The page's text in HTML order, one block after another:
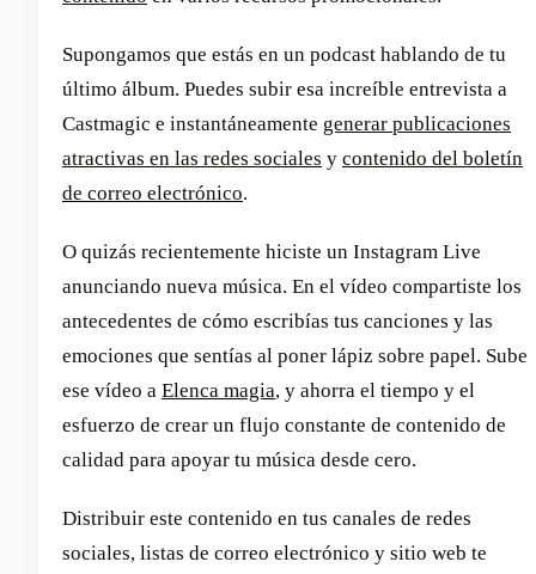
Supongamos que estás en un podcast hablando de tu
último álbum. Puedes subir esa increíble entrevista a
Castmagic e instantáneamente generar publicaciones
atractivas en las redes sociales y contenido del boletín
de correo electrónico.
O quizás recientemente hiciste un Instagram Live
anunciando nueva música. En el vídeo compartiste los
antecedentes de cómo escribías tus canciones y las
emociones que sentías al poner lápiz sobre papel. Sube
ese vídeo a Elenca magia, y ahorra el tiempo y el
esfuerzo de crear un flujo constante de contenido de
calidad para apoyar tu música desde cero.
Distribuir este contenido en tus canales de redes
sociales, listas de correo electrónico y sitio web te